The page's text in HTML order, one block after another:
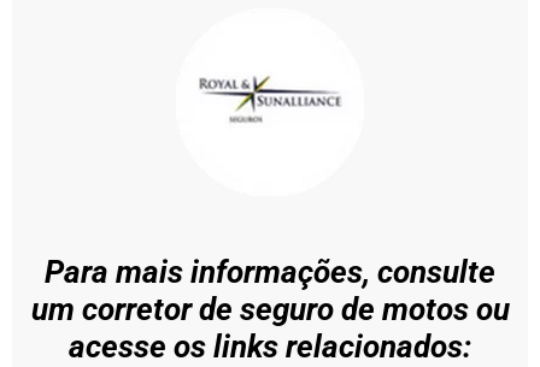
Para mais informações, consulte
um corretor de seguro de motos ou
acesse os links relacionados: